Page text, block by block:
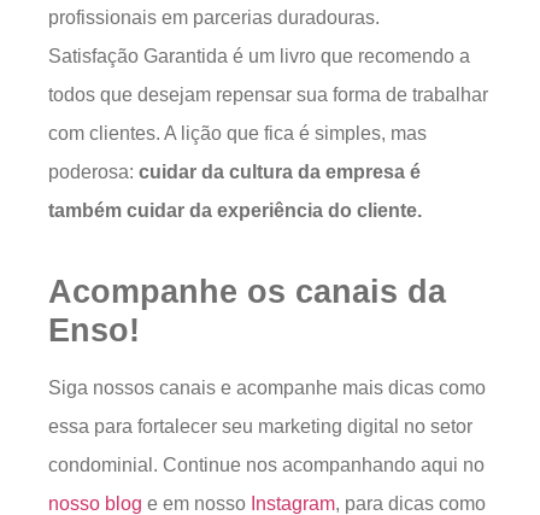
profissionais em parcerias duradouras.
Satisfação Garantida é um livro que recomendo a
todos que desejam repensar sua forma de trabalhar
com clientes. A lição que fica é simples, mas
poderosa: cuidar da cultura da empresa é
também cuidar da experiência do cliente.
Acompanhe os canais da
Enso!
Siga nossos canais e acompanhe mais dicas como
essa para fortalecer seu marketing digital no setor
condominial. Continue nos acompanhando aqui no
nosso blog e em nosso Instagram, para dicas como